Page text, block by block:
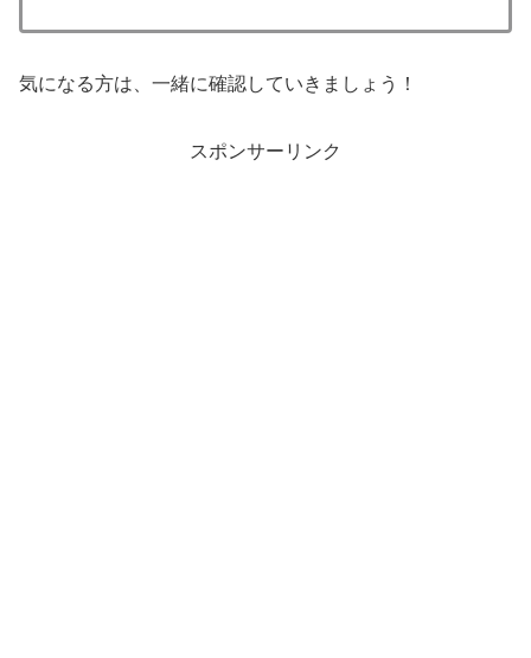
気になる方は、一緒に確認していきましょう！
スポンサーリンク